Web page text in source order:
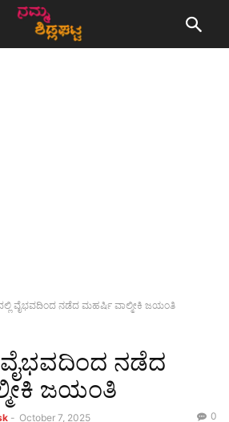
ವೈಭವದಿಂದ ನಡೆದ ಮಹರ್ಷಿ ವಾಲ್ಮೀಕಿ ಜಯಂತಿ
ವೈಭವದಿಂದ ನಡೆದ
ಜಯಂತಿ
- October 7, 2025 0